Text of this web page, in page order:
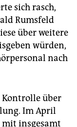
sich rasch,
Rumsfeld
über weitere
würden,
nach
Kontrolle über
Im April
mit insgesamt